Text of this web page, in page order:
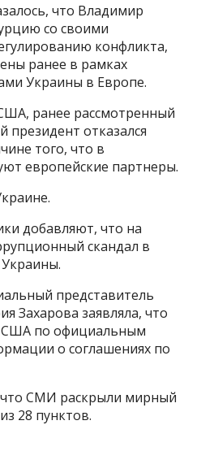
что Владимир
со своими
конфликта,
ранее в рамках
Украины в Европе.
ранее рассмотренный
президент отказался
того, что в
европейские партнеры.
добавляют, что на
скандал в
Украины.
представитель
Захарова заявляла, что
США по официальным
о соглашениях по
что СМИ раскрыли мирный
28 пунктов.